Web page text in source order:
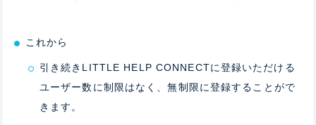
これから
引き続きLITTLE HELP CONNECTに登録いただける
ユーザー数に制限はなく、無制限に登録することがで
きます。